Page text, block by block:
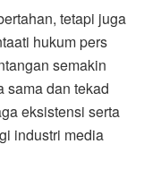
tetapi juga
hukum pers
semakin
sama dan tekad
eksistensi serta
industri media